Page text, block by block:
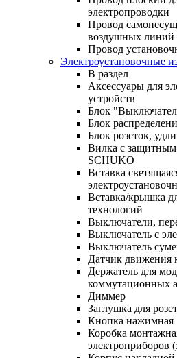
электропроводки
Провод
воздушных линий
Провод
Электроустановочные
В раздел
Аксессуары для
устройств
Блок
Блок
Блок розеток,
Вилка с защитным
SCHUKO
Вставка
Вставка/крышка
технологий
Выключатели,
Выключатель с
Выключатель
Датчик движения
Держатель для
коммутационных
Диммер
Заглушка для
Кнопка нажимная
Коробка
электроприборов